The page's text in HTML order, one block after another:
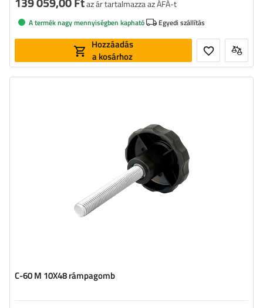
az ár tartalmazza az ÁFÁ-t
A termék nagy mennyiségben kapható Egyedi szállítás
Hozzáadás
a kosárhoz
C-60 M 10X48 rámpagomb